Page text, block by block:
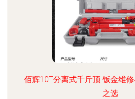
佰辉10T分离式千斤顶 钣金维
之选